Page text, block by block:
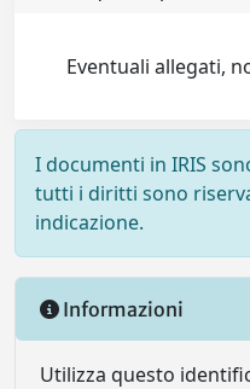
Eventuali allegati,
I documenti in IRIS
tutti i diritti sono
indicazione.
Informazioni
Utilizza questo